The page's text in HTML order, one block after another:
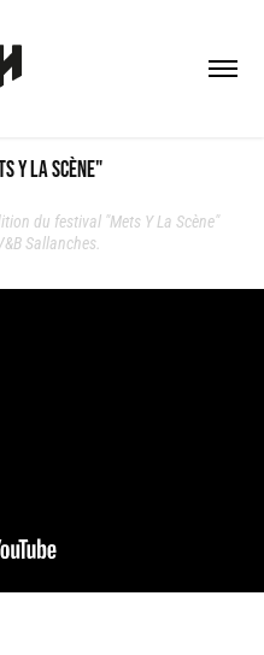
Y La Scène"
du festival "Mets Y La Scène"
Sallanches.